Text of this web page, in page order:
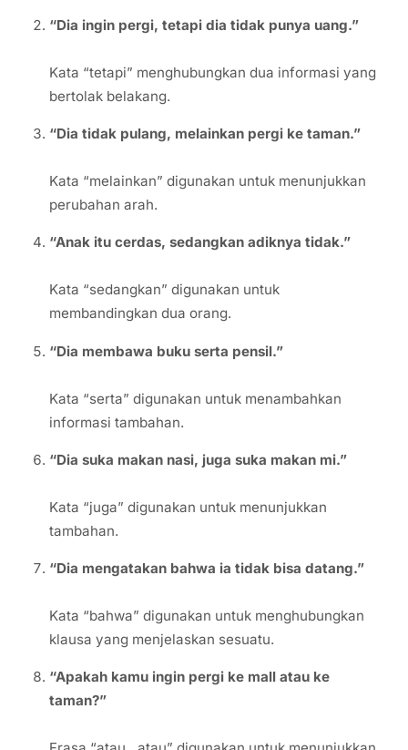
“Dia ingin pergi, tetapi dia tidak punya uang.”
Kata “tetapi” menghubungkan dua informasi yang
bertolak belakang.
“Dia tidak pulang, melainkan pergi ke taman.”
Kata “melainkan” digunakan untuk menunjukkan
perubahan arah.
“Anak itu cerdas, sedangkan adiknya tidak.”
Kata “sedangkan” digunakan untuk
membandingkan dua orang.
“Dia membawa buku serta pensil.”
Kata “serta” digunakan untuk menambahkan
informasi tambahan.
“Dia suka makan nasi, juga suka makan mi.”
Kata “juga” digunakan untuk menunjukkan
tambahan.
“Dia mengatakan bahwa ia tidak bisa datang.”
Kata “bahwa” digunakan untuk menghubungkan
klausa yang menjelaskan sesuatu.
“Apakah kamu ingin pergi ke mall atau ke
taman?”